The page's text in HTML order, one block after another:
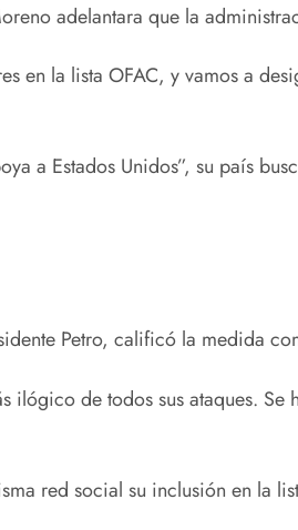
adelantara que la
en la lista OFAC, y vamos a
a Estados Unidos”, su país
Petro, calificó la medida
ilógico de todos sus ataques.
red social su inclusión en la